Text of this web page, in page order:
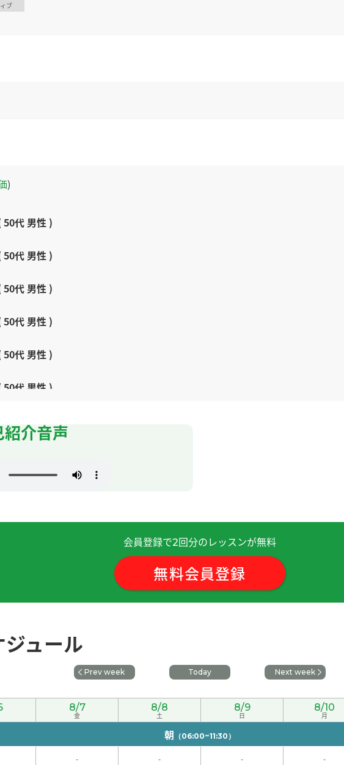
ブ
)
50代 男性 )
50代 男性 )
50代 男性 )
50代 男性 )
50代 男性 )
50代 男性 )
( 50代 男性 )
50代 男性 )
( 50代 男性 )
た、よろしくお願いします。( 50代 男性 )
紹介音声
会員登録で2回分のレッスンが無料
無料会員登録
ュール
Prev week Today Next week
8/7
金
8/8
土
8/9
日
8/10
月
朝 （06:00~11:30）
- - - -